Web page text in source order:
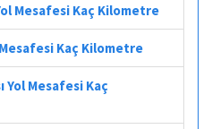
Mesafesi Kaç Kilometre
Kaç Kilometre
Yol Mesafesi Kaç